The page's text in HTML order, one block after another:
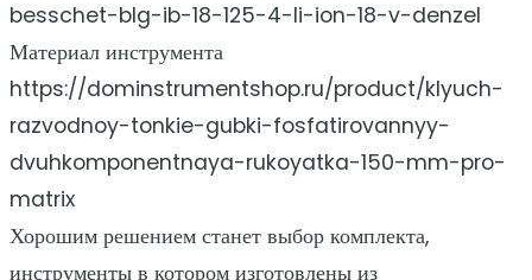
besschet-blg-ib-18-125-4-li-ion-18-v-denzel
Материал инструмента
https://dominstrumentshop.ru/product/klyuch-
razvodnoy-tonkie-gubki-fosfatirovannyy-
dvuhkomponentnaya-rukoyatka-150-mm-pro-
matrix
Хорошим решением станет выбор комплекта,
инструменты в котором изготовлены из